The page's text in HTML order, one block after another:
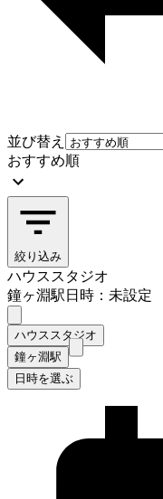
並び替え
おすすめ順
絞り込み
ハウススタジオ
鐘ヶ淵駅日時：未設定
ハウススタジオ
鐘ヶ淵駅
日時を選ぶ